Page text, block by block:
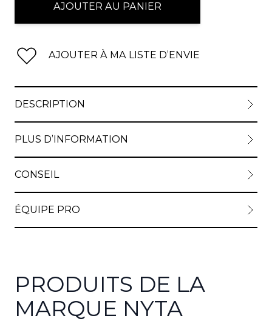
AJOUTER AU PANIER
AJOUTER À MA LISTE D’ENVIE
DESCRIPTION
PLUS D’INFORMATION
CONSEIL
ÉQUIPE PRO
PRODUITS DE LA
MARQUE NYTA